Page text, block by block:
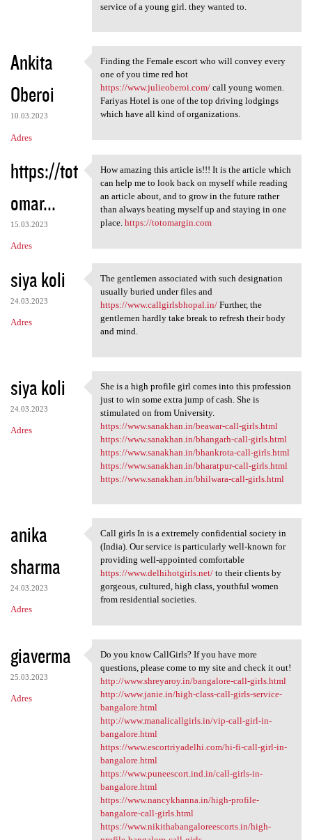
service of a young girl. they wanted to.
Ankita
Oberoi
10.03.2023
Adres
Finding the Female escort who
Finding the Female escort who will convey every
one of you time red hot
https://www.julieoberoi.com/call young women.
Fariyas Hotel is one of the top driving lodgings
which have all kind of organizations.
https://tot
omar...
15.03.2023
Adres
How amazing this article is!!
How amazing this article is!!! It is the article which
can help me to look back on myself while reading
an article about, and to grow in the future rather
than always beating myself up and staying in one
place. https://totomargin.com
siya koli
24.03.2023
Adres
The gentlemen associated with
The gentlemen associated with such designation
usually buried under files and
https://www.callgirlsbhopal.in/Further, the
gentlemen hardly take break to refresh their body
and mind.
siya koli
24.03.2023
Adres
She is a high profile girl
She is a high profile girl comes into this profession
just to win some extra jump of cash. She is
stimulated on from University.
https://www.sanakhan.in/beawar-call-girls.html
https://www.sanakhan.in/bhangarh-call-girls.html
https://www.sanakhan.in/bhankrota-call-girls.html
https://www.sanakhan.in/bharatpur-call-girls.html
https://www.sanakhan.in/bhilwara-call-girls.html
anika
sharma
24.03.2023
Adres
Call girls In is a extremely
Call girls In is a extremely confidential society in
(India). Our service is particularly well-known for
providing well-appointed comfortable
https://www.delhihotgirls.net/to their clients by
gorgeous, cultured, high class, youthful women
from residential societies.
giaverma
25.03.2023
Adres
Do you know CallGirls? If you
Do you know CallGirls? If you have more
questions, please come to my site and check it out!
http://www.shreyaroy.in/bangalore-call-girls.html
http://www.janie.in/high-class-call-girls-service-
bangalore.html
http://www.manalicallgirls.in/vip-call-girl-in-
bangalore.html
https://www.escortriyadelhi.com/hi-fi-call-girl-in-
bangalore.html
https://www.puneescort.ind.in/call-girls-in-
bangalore.html
https://www.nancykhanna.in/high-profile-
bangalore-call-girls.html
https://www.nikithabangaloreescorts.in/high-